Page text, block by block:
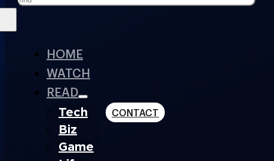
HOME
WATCH
READ
Tech
Biz
Game
CONTACT